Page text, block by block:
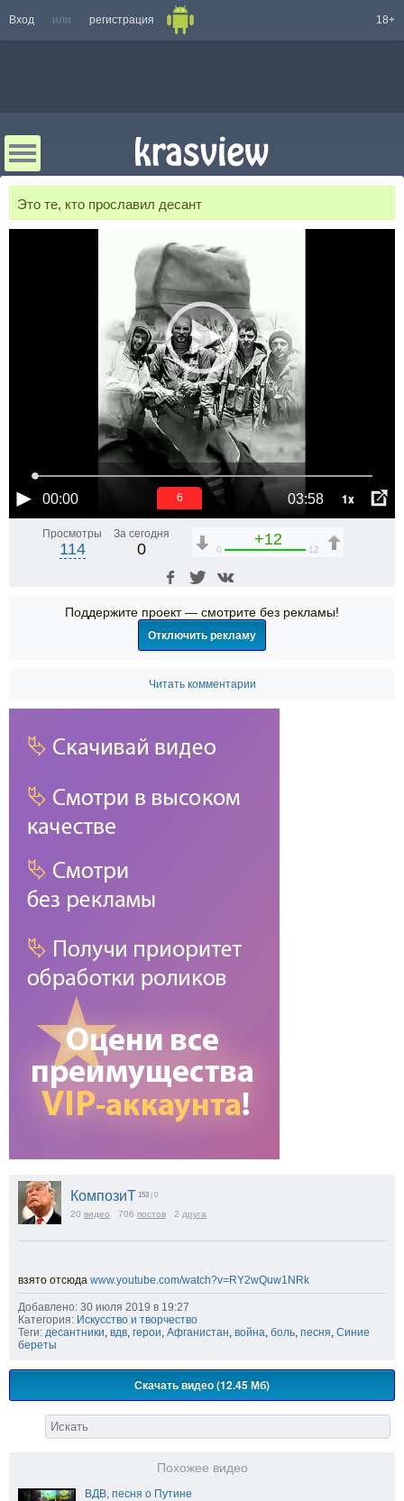
Вход или регистрация 18+
Это те, кто прославил десант
00:00 03:58 1x
6
Просмотры
114
За сегодня
0
+12
0 12
Поддержите проект — смотрите без рекламы!
Отключить рекламу
Читать комментарии
КомпозиТ 153 | 0
20 видео 706 постов 2 друга
взято отсюда www.youtube.com/watch?v=RY2wQuw1NRk
Добавлено: 30 июля 2019 в 19:27
Категория: Искусство и творчество
Теги: десантники вдв герои Афганистан война боль песня Синие
береты
Скачать видео (12.45 Мб)
Похожее видео
ВДВ, песня о Путине